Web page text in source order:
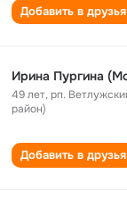
Добавить в друзья
Ирина Пургина
49 лет,рп.
район)
Добавить в друзья